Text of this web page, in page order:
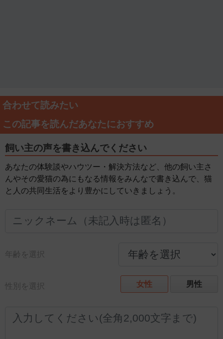
合わせて読みたい
この記事を読んだあなたにおすすめ
飼い主の声を書き込んでください
あなたの体験談やハウツー・解決方法など、他の飼い主さ
んやその愛猫の為にもなる情報をみんなで書き込んで、猫
と人の共同生活をより豊かにしていきましょう。
年齢を選択
性別を選択 女性 男性